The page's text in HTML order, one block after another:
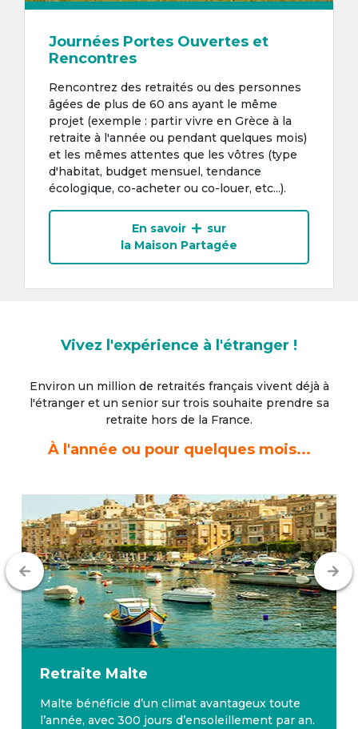
Journées Portes Ouvertes et
Rencontres
Rencontrez des retraités ou des personnes
âgées de plus de 60 ans ayant le même
projet (exemple : partir vivre en Grèce à la
retraite à l'année ou pendant quelques mois)
et les mêmes attentes que les vôtres (type
d'habitat, budget mensuel, tendance
écologique, co-acheter ou co-louer, etc...).
En savoir
sur
la Maison Partagée
Vivez l'expérience à l'étranger !
Environ un million de retraités français vivent déjà à
l'étrangeret un senior sur trois souhaite prendre sa
retraite hors de la France.
À l'année ou pour quelques mois...
Retraite Malte
Malte bénéficie d’un climat avantageux toute
l’année, avec 300 jours d’ensoleillement par an.